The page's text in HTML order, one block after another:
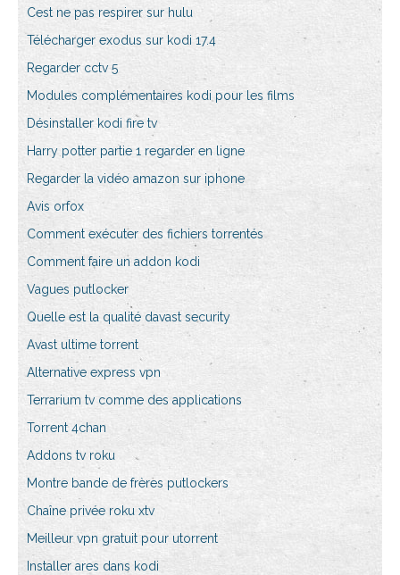
Cest ne pas respirer sur hulu
Télécharger exodus sur kodi 17.4
Regarder cctv 5
Modules complémentaires kodi pour les films
Désinstaller kodi fire tv
Harry potter partie 1 regarder en ligne
Regarder la vidéo amazon sur iphone
Avis orfox
Comment exécuter des fichiers torrentés
Comment faire un addon kodi
Vagues putlocker
Quelle est la qualité davast security
Avast ultime torrent
Alternative express vpn
Terrarium tv comme des applications
Torrent 4chan
Addons tv roku
Montre bande de frères putlockers
Chaîne privée roku xtv
Meilleur vpn gratuit pour utorrent
Installer ares dans kodi